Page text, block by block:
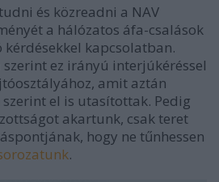
és közreadni a NAV
a hálózatos áfa-csalások
kapcsolatban.
ez irányú interjúkéréssel
amit aztán
el is utasítottak. Pedig
akartunk, csak teret
hogy ne tűnhessen
.